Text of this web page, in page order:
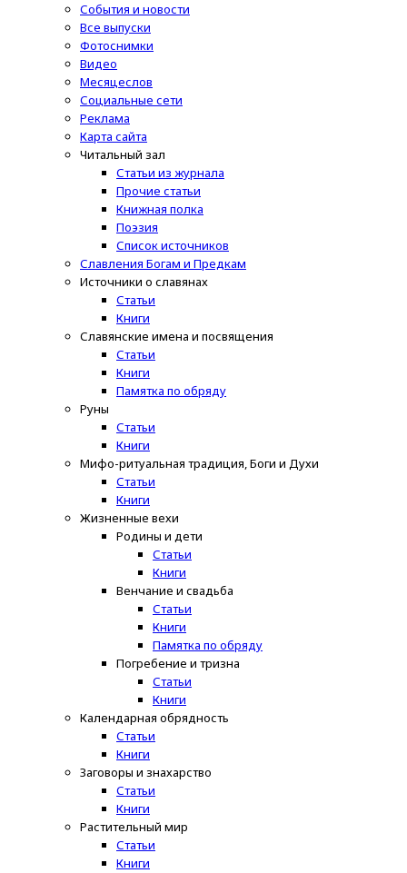
События и новости
Все выпуски
Фотоснимки
Видео
Месяцеслов
Социальные сети
Реклама
Карта сайта
Читальный зал
Статьи из журнала
Прочие статьи
Книжная полка
Поэзия
Список источников
Славления Богам и Предкам
Источники о славянах
Статьи
Книги
Славянские имена и посвящения
Статьи
Книги
Памятка по обряду
Руны
Статьи
Книги
Мифо-ритуальная традиция, Боги и Духи
Статьи
Книги
Жизненные вехи
Родины и дети
Статьи
Книги
Венчание и свадьба
Статьи
Книги
Памятка по обряду
Погребение и тризна
Статьи
Книги
Календарная обрядность
Статьи
Книги
Заговоры и знахарство
Статьи
Книги
Растительный мир
Статьи
Книги